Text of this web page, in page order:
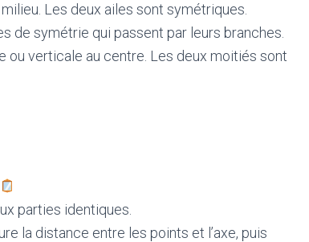
Les deux ailes sont symétriques.
de symétrie qui passent par leurs branches.
ou verticale au centre. Les deux moitiés sont
parties identiques.
la distance entre les points et l’axe, puis